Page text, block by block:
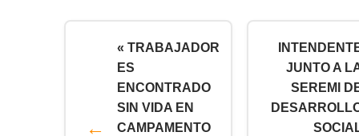
« TRABAJADOR
ES
ENCONTRADO
SIN VIDA EN
CAMPAMENTO
JUNTO A
SEREMI